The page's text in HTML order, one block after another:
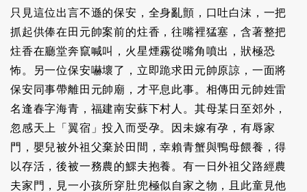
只見這位出言不遜的保安，全身亂顫，口吐白沫，一把
抓起供俸在田元帥案前的炷香，往嘴裡猛塞，含著整把
炷香在廳堂奔竄喊叫，火星煙霧從嘴角噴出，狀極恐
怖。另一位保安嚇壞了，立即跪求田元帥原諒，一面將
保安同事帶離田元帥廟，才平息此事。相傳田元帥姓雷
名逢春字海青，福建南安蘇下村人。其母某日至郊外，
忽感天上「翼宿」投入而受孕。因未嫁有孕，有辱家
門，嬰兒被外祖父棄於田間，幸賴青蟹與鴨母餵養，得
以存活，後被一務農的鰥夫抱養。有一日外祖父路經農
夫家門，見一小孩所穿肚兜極似自家之物，且此童見他